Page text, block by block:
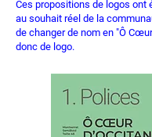
Ces propositions de logos ont
au souhait réel de la
de changer de nom en "Ô
donc de logo.